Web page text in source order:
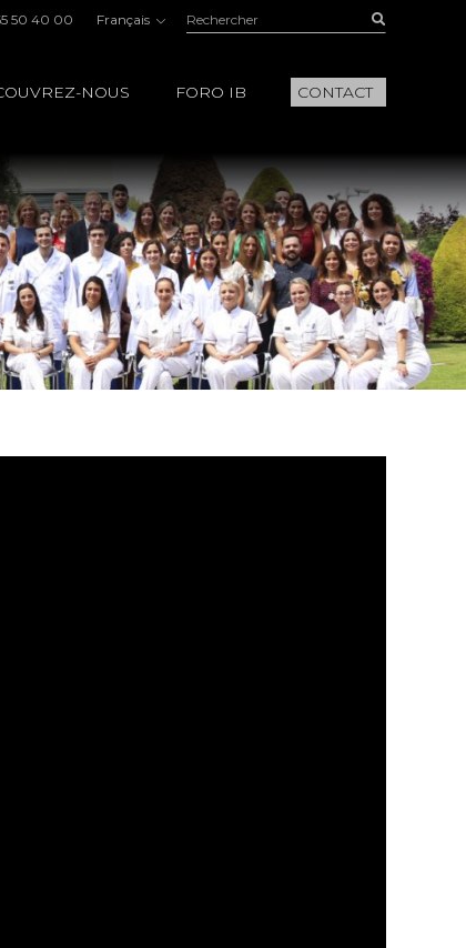
50 40 00 Français Rechercher:
NOUS FORO IB CONTACT